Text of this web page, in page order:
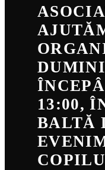
13:00,
BALTĂ